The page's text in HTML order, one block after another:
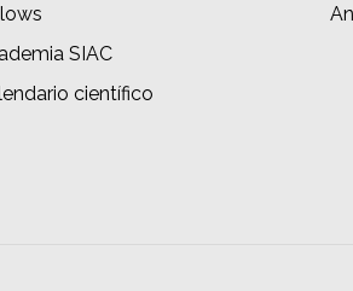
SIAC
científico